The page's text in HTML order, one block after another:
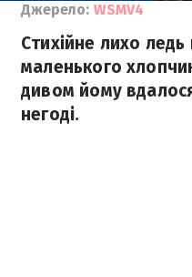
Джерело: WSMV4
Стихійне лихо
маленького
дивом йому
негоді.